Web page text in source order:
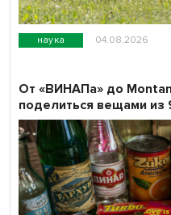
наука 04.08.2026
От «ВИНАПа» до
поделиться вещами из